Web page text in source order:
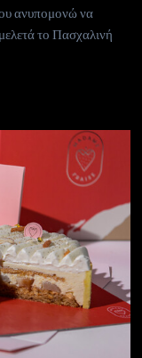
ανυπομονώ να
το Πασχαλινή